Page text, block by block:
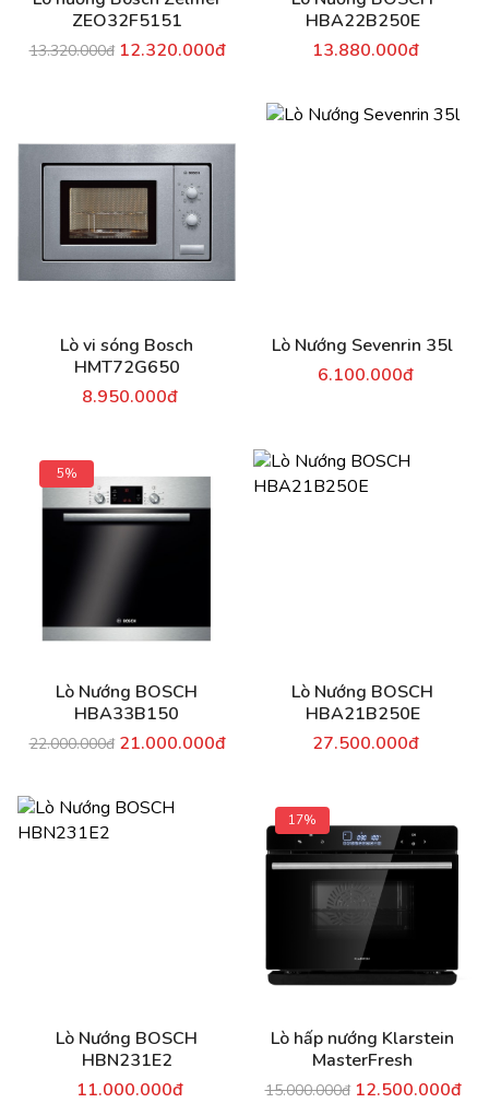
ZEO32F5151
13.320.000đ 12.320.000đ
HBA22B250E
13.880.000đ
Lò vi sóng Bosch
HMT72G650
8.950.000đ
Lò Nướng Sevenrin 35l
6.100.000đ
5%
Lò Nướng BOSCH
HBA33B150
22.000.000đ 21.000.000đ
Lò Nướng BOSCH
HBA21B250E
27.500.000đ
Lò Nướng BOSCH
HBN231E2
11.000.000đ
17%
Lò hấp nướng Klarstein
MasterFresh
15.000.000đ 12.500.000đ